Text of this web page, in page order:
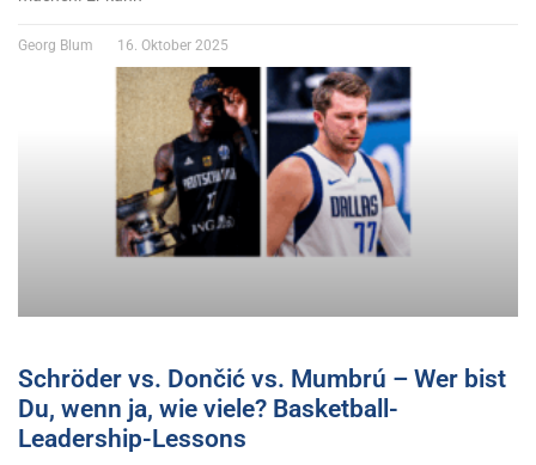
Georg Blum 16. Oktober 2025
Schröder vs. Dončić vs. Mumbrú – Wer bist
Du, wenn ja, wie viele? Basketball-
Leadership-Lessons